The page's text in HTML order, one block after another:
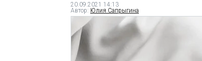
20.09.2021 14:13
Автор: Юлия Сапрыгина